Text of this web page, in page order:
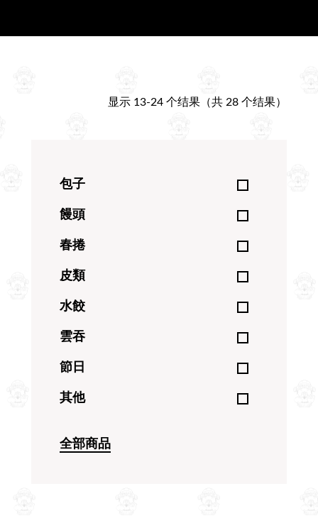
显示 13-24 个结果（共 28 个结果）
包子
饅頭
春捲
皮類
水餃
雲吞
節日
其他
全部商品